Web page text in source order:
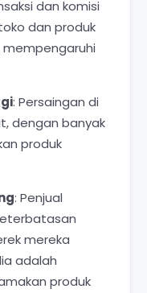
dan komisi
dan produk
: Persaingan di
dengan banyak
produk
: Penjual
mereka
adalah
produk